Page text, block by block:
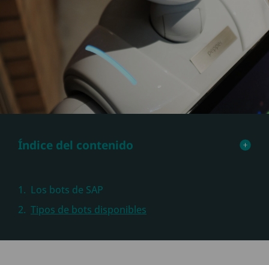
Índice del contenido
Los bots de SAP
Tipos de bots disponibles